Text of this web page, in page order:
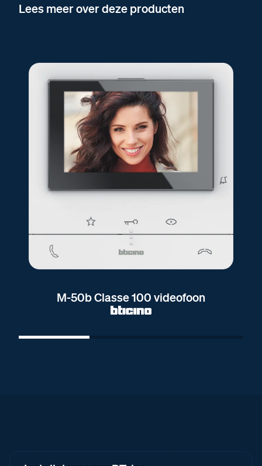
Lees meer over deze producten
M-50b Classe 100 videofoon